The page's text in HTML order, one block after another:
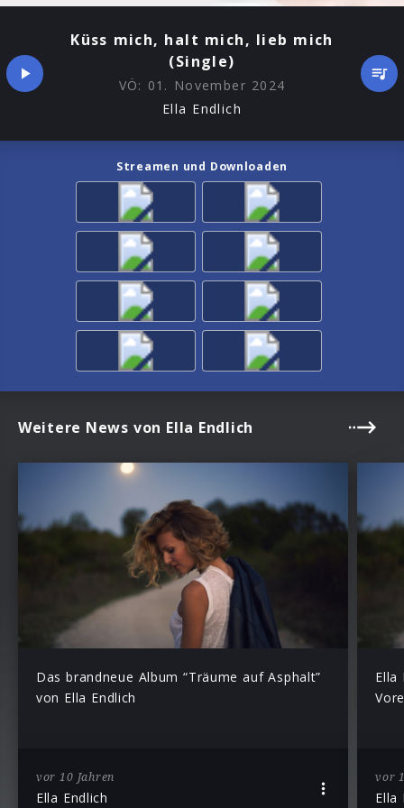
Küss mich, halt mich, lieb mich
(Single)
VÖ: 01. November 2024
Ella Endlich
Streamen und Downloaden
Weitere News von Ella Endlich
Das brandneue Album “Träume auf Asphalt”
von Ella Endlich
vor 10 Jahren
Ella Endlich
Ella
vor
Ella